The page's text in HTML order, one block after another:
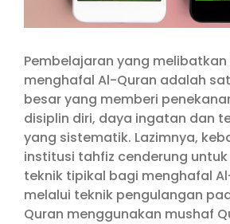
Pembelajaran yang
menghafal Al-Quran adalah
besar yang memberi
disiplin diri, daya ingatan dan
yang sistematik. Lazimnya,
institusi tahfiz cenderung
teknik tipikal bagi menghafal
melalui teknik pengulangan
Quran menggunakan mushaf